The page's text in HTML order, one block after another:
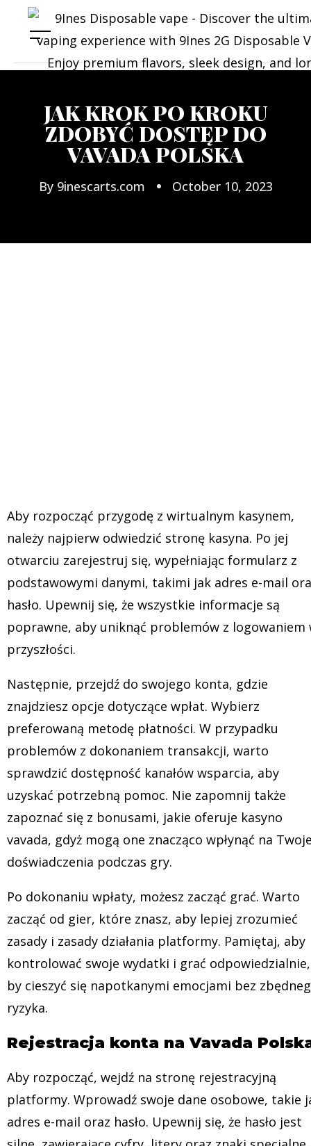
JAK KROK PO KROKU
ZDOBYĆ DOSTĘP DO
VAVADA POLSKA
By 9inescarts.com October 10, 2023
Aby rozpocząć przygodę z wirtualnym kasynem,
należy najpierw odwiedzić stronę kasyna. Po jej
otwarciu zarejestruj się, wypełniając formularz z
podstawowymi danymi, takimi jak adres e-mail
hasło. Upewnij się, że wszystkie informacje są
poprawne, aby uniknąć problemów z logowaniem
przyszłości.
Następnie, przejdź do swojego konta, gdzie
znajdziesz opcje dotyczące wpłat. Wybierz
preferowaną metodę płatności. W przypadku
problemów z dokonaniem transakcji, warto
sprawdzić dostępność kanałów wsparcia, aby
uzyskać potrzebną pomoc. Nie zapomnij także
zapoznać się z bonusami, jakie oferuje kasyno
vavada, gdyż mogą one znacząco wpłynąć na
doświadczenia podczas gry.
Po dokonaniu wpłaty, możesz zacząć grać. Warto
zacząć od gier, które znasz, aby lepiej zrozumieć
zasady i zasady działania platformy. Pamiętaj, aby
kontrolować swoje wydatki i grać odpowiedzialnie,
by cieszyć się napotkanymi emocjami bez
ryzyka.
Rejestracja konta na Vavada
Aby rozpocząć, wejdź na stronę rejestracyjną
platformy. Wprowadź swoje dane osobowe, takie
adres e-mail oraz hasło. Upewnij się, że hasło jest